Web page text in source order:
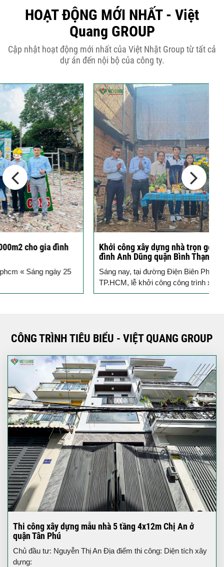
50m2...
Những điều cần biết khi thiết kế nhà
phố 5...
Cập nhật xu thế thiết kế nhà phố 5
tầng...
Các thiết kế nhà phố 2 tầng 110m2
đơn giản,...
HOẠT ĐỘNG MỚI NHẤT - Việt
Quang GROUP
Cập nhật hoạt động mới nhất của Việt Nhật Group từ tất cả
dự án đến nội bộ của công ty.
Khởi công xây dựng nhà trọn gói 4x12m cùng gia
đình Anh Dũng quận Bình Thạnh
Sáng nay, tại đường Điện Biên Phủ, quận Bình Thạnh,
TP.HCM, lễ khởi công công trình xây dựng nhà phố...
CÔNG TRÌNH TIÊU BIỂU - VIỆT QUANG GROUP
Thi công xây dựng mẫu nhà 5 tầng 4x12m Chị An ở
quận Tân Phú
Chủ đầu tư: Nguyễn Thị An Địa điểm thi công: Diện tích xây
dựng: